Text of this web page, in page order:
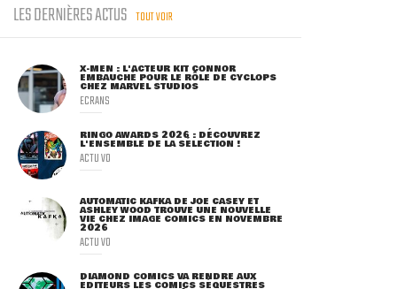
LES DERNIÈRES ACTUS TOUT VOIR
X-MEN : L'ACTEUR KIT CONNOR
EMBAUCHÉ POUR LE RÔLE DE CYCLOPS
CHEZ MARVEL STUDIOS
ECRANS
RINGO AWARDS 2026 : DÉCOUVREZ
L'ENSEMBLE DE LA SÉLECTION !
ACTU VO
AUTOMATIC KAFKA DE JOE CASEY ET
ASHLEY WOOD TROUVE UNE NOUVELLE
VIE CHEZ IMAGE COMICS EN NOVEMBRE
2026
ACTU VO
DIAMOND COMICS VA RENDRE AUX
ÉDITEURS LES COMICS SÉQUESTRÉS